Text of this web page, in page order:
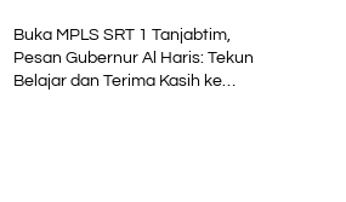
Buka MPLS SRT 1 Tanjabtim,
Pesan Gubernur Al Haris: Tekun
Belajar dan Terima Kasih ke